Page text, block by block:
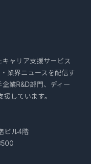
ャリア支援サービス
業界ニュースを配信す
業R&D部門、ディー
しています。
ビル4階